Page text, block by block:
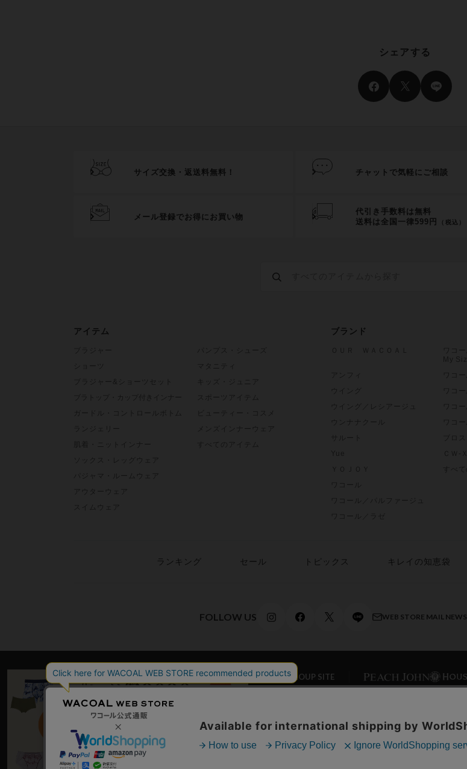
シェアする
サイズ交換・返送料無料！ チャットで気軽にご相談
メール登録でお得にお買い物
代引き手数料は無料
送料は全国一律599円
（税込）
アイテム ブランド
ランキング セール トピックス キレイの知恵袋
FOLLOW US WEB STORE MAIL NEWS
WACOAL GROUP SITE